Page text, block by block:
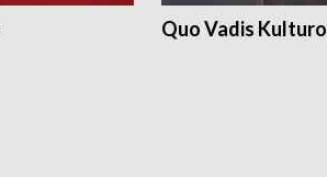
Quo Vadis Kulturo